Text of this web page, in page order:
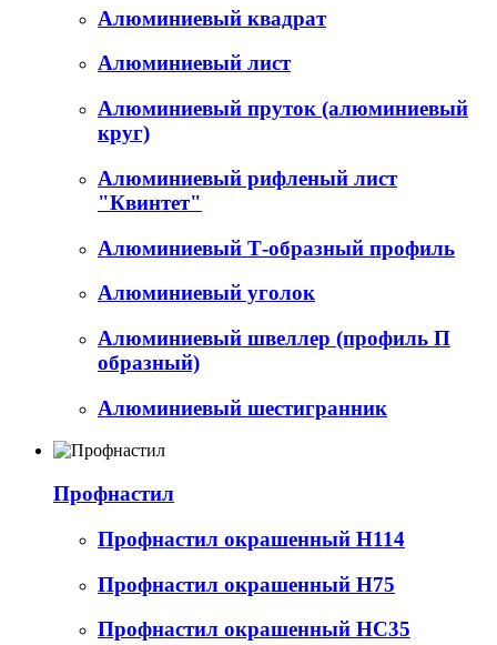
Алюминиевый квадрат
Алюминиевый лист
Алюминиевый пруток (алюминиевый
круг)
Алюминиевый рифленый лист
"Квинтет"
Алюминиевый Т-образный профиль
Алюминиевый уголок
Алюминиевый швеллер (профиль П
образный)
Алюминиевый шестигранник
Профнастил
Профнастил окрашенный Н114
Профнастил окрашенный Н75
Профнастил окрашенный НС35